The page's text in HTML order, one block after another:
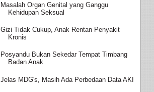
Masalah Organ Genital yang Ganggu
Kehidupan Seksual
Gizi Tidak Cukup, Anak Rentan Penyakit
Kronis
Posyandu Bukan Sekedar Tempat Timbang
Badan Anak
Jelas MDG's, Masih Ada Perbedaan Data AKI